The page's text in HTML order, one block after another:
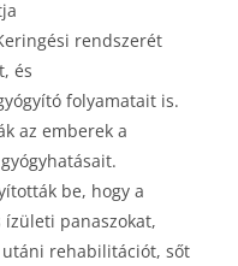
rendszerét
és
folyamatait is.
az emberek a
be, hogy a
panaszokat,
rehabilitációt, sőt